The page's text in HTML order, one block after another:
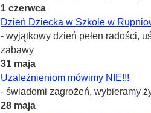
1 czerwca
Dzień Dziecka w Szkole w
- wyjątkowy dzień pełen radości,
zabawy
31 maja
Uzależnieniom mówimy NIE!!!
- świadomi zagrożeń, wybieramy
28 maja